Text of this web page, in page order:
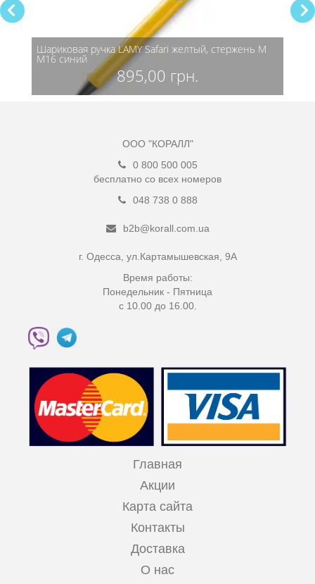
Шариковая ручка LAMY Safari желтый, стержень M
M16 синий
895,00 грн.
ООО "КОРАЛЛ"
0 800 500 005
бесплатно со всех номеров
048 738 0 888
b2b@korall.com.ua
г. Одесса, ул.Картамышевская, 9А
Время работы:
Понедельник - Пятница
с 10.00 до 16.00.
Главная
Акции
Карта сайта
Контакты
Доставка
О нас